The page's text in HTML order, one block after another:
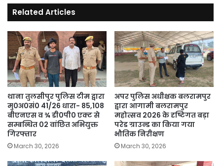
Related Articles
थाना तुलसीपुर पुलिस टीम द्वारा
मु0अ0सं0 41/26 धारा- 85,108
बीएनएस व ¾ डी0पी0 एक्ट से
सम्बन्धित 02 वांछित अभियुक्त
गिरफ्तार
March 30, 2026
अपर पुलिस अधीक्षक बलरामपुर
द्वारा आगामी बलरामपुर
महोत्सव 2026 के दृष्टिगत बड़ा
परेड ग्राउन्ड का किया गया
भौतिक निरीक्षण
March 30, 2026